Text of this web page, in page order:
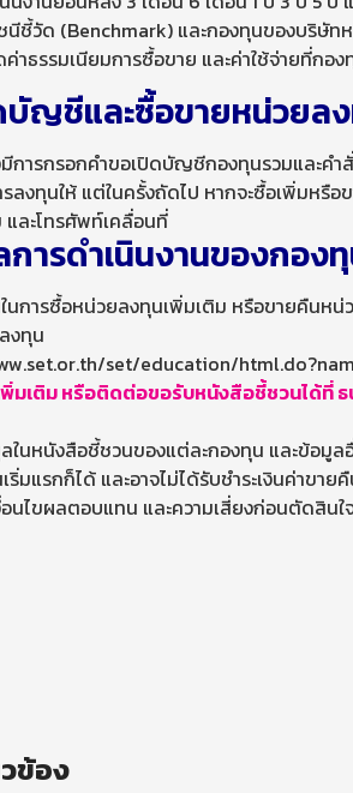
นีชี้วัด (Benchmark) และกองทุนของบริษั
ค่าธรรมเนียมการซื้อขาย และค่าใช้จ่ายที่กอง
ญชีและซื้อขายหน่วยล
การกรอกคำขอเปิดบัญชีกองทุนรวมและค
งทุนให้ แต่ในครั้งถัดไป หากจะซื้อเพิ่มหรื
และโทรศัพท์เคลื่อนที่
ารดำเนินงานของกอง
ในการซื้อหน่วยลงทุนเพิ่มเติม หรือขายคืน
งทุน
set/education/
มเติม หรือติดต่อขอรับหนังสือชี้ชวนได้ที่
นหนังสือชี้ชวนของแต่ละกองทุน และข้อมูล
ริ่มแรกก็ได้ และอาจไม่ได้รับชำระเงินค่าข
อนไขผลตอบแทน และความเสี่ยงก่อนตัดสินใ
ข้อง